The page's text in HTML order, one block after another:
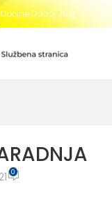
Doboj Jug
0